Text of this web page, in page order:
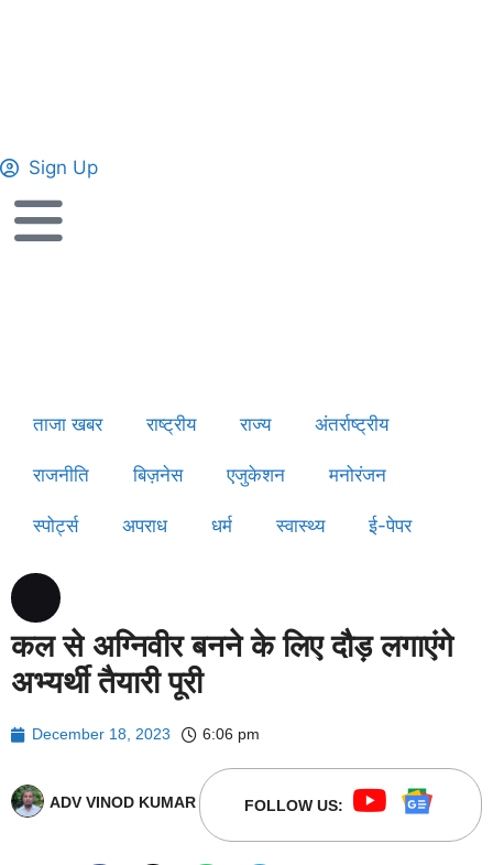
Sign Up
ताजा खबर राष्ट्रीय राज्य अंतर्राष्ट्रीय
राजनीति बिज़नेस एजुकेशन मनोरंजन
स्पोर्ट्स अपराध धर्म स्वास्थ्य ई-पेपर
कल से अग्निवीर बनने के लिए दौड़ लगाएंगे
अभ्यर्थी तैयारी पूरी
December 18, 2023 6:06 pm
ADV VINOD KUMAR FOLLOW US: